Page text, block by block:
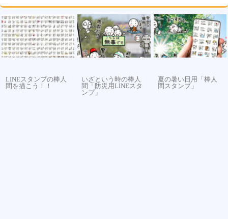
LINEスタンプの棒人
間を描こう！！
いざという時の棒人
間「防災用LINEスタ
ンプ」
夏の暑い日用「棒人
間スタンプ」